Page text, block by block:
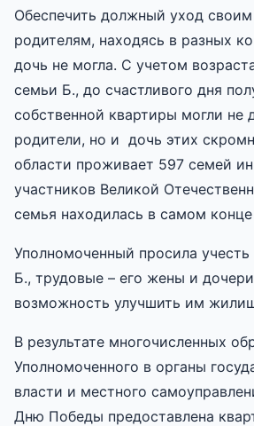
Обеспечить должный уход
родителям, находясь в разных
дочь не могла. С учетом
семьи Б., до счастливого дня
собственной квартиры могли не
родители, но и дочь этих
области проживает 597 семей
участников Великой
семья находилась в самом конце
Уполномоченный просила учесть
Б., трудовые – его жены и
возможность улучшить им
В результате многочисленных
Уполномоченного в органы
власти и местного
Дню Победы предоставлена